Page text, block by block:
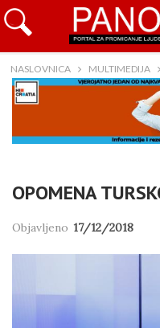
NASLOVNICA MULTIMEDIJA
OPOMENA
Objavljeno 17/12/2018